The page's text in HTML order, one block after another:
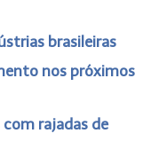
brasileiras
nos próximos
rajadas de